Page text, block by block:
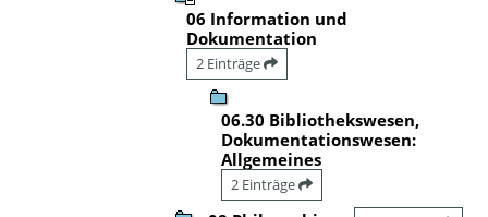
06 Information und
Dokumentation
2 Einträge
06.30 Bibliothekswesen,
Dokumentationswesen:
Allgemeines
2 Einträge